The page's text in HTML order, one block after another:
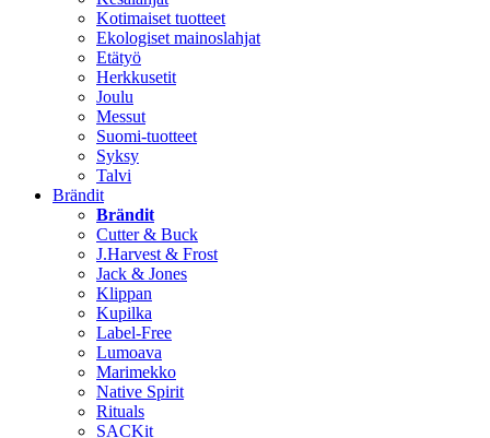
Kotimaiset tuotteet
Ekologiset mainoslahjat
Etätyö
Herkkusetit
Joulu
Messut
Suomi-tuotteet
Syksy
Talvi
Brändit
Brändit
Cutter & Buck
J.Harvest & Frost
Jack & Jones
Klippan
Kupilka
Label-Free
Lumoava
Marimekko
Native Spirit
Rituals
SACKit